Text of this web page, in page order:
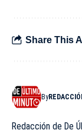
Share This
By
Redacción de De